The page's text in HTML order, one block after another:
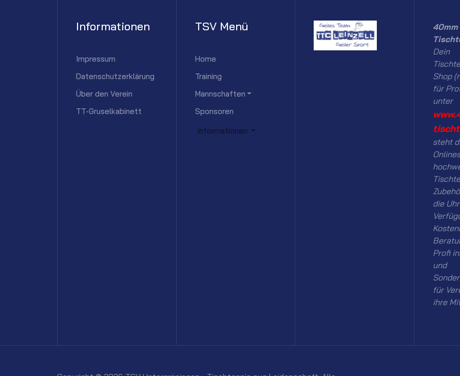
Informationen
Impressum
Datenschutzerklärung
Über den Verein
TT-Gruselkabinett
TSV Menü
Home
Training
Mannschaften
Sponsoren
Informationen
Dein
Shop
für
unter
steht
die
Profi
und
für
ihre